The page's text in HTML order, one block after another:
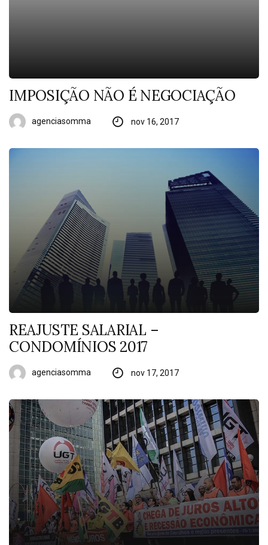
IMPOSIÇÃO NÃO É NEGOCIAÇÃO
agenciasomma nov 16, 2017
REAJUSTE SALARIAL –
CONDOMÍNIOS 2017
agenciasomma nov 17, 2017